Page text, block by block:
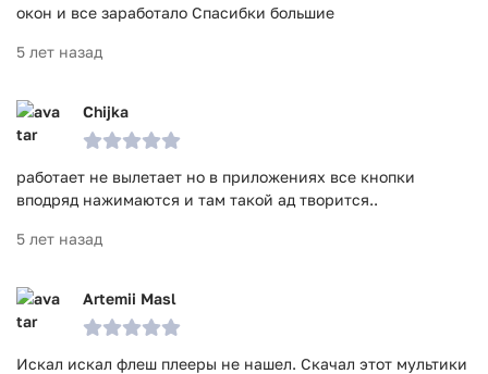
окон и все заработало Спасибки большие
5 лет назад
Chijka
работает не вылетает но в приложениях все кнопки
вподряд нажимаются и там такой ад творится..
5 лет назад
Artemii Masl
Искал искал флеш плееры не нашел. Скачал этот мультики